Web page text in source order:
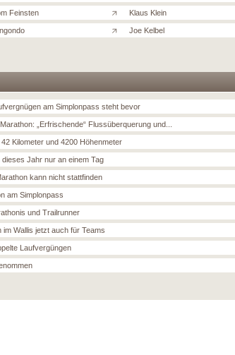
Feinsten Klaus Klein
Joe Kelbel
am Simplonpass steht bevor
„Erfrischende“ Flussüberquerung und...
Kilometer und 4200 Höhenmeter
Jahr nur an einem Tag
kann nicht stattfinden
am Simplonpass
und Trailrunner
im Wallis jetzt auch für Teams
Laufvergüngen